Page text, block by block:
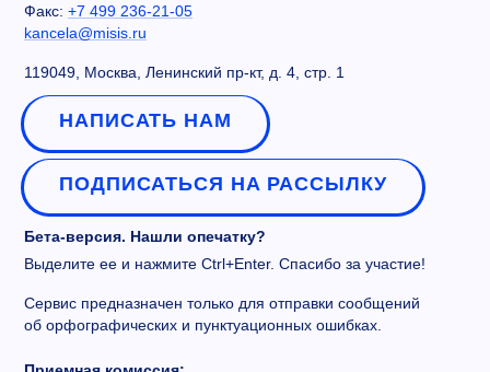
Факс: +7 499 236-21-05
kancela@misis.ru
119049, Москва, Ленинский пр-кт, д. 4, стр. 1
НАПИСАТЬ НАМ
ПОДПИСАТЬСЯ НА РАССЫЛКУ
Бета-версия. Нашли опечатку?
Выделите ее и нажмите Ctrl+Enter. Спасибо за участие!
Сервис предназначен только для отправки сообщений
об орфографических и пунктуационных ошибках.